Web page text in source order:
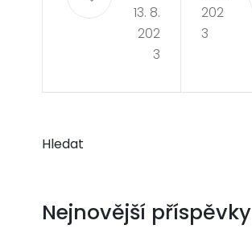
13. 8.
202
3
202
3
Hledat
Nejnovější příspěvky